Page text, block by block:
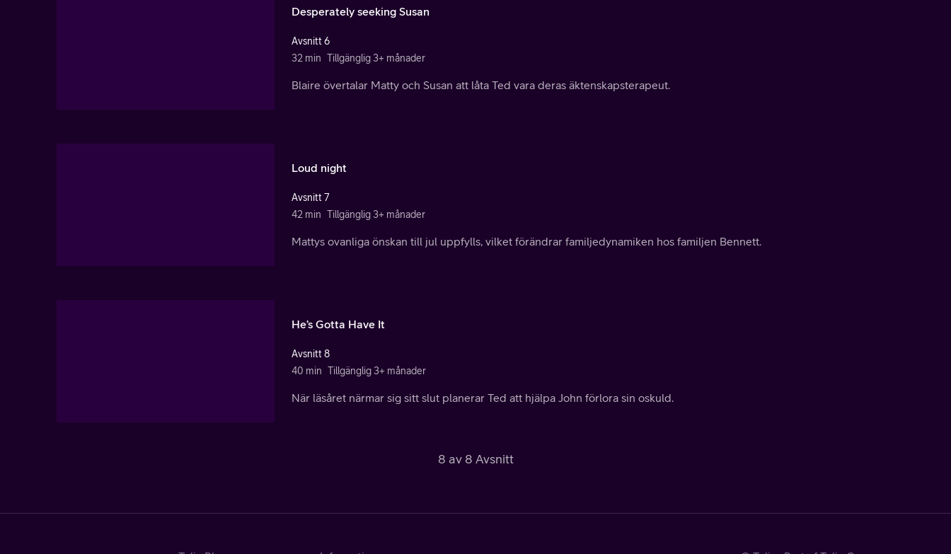
Desperately seeking Susan
Avsnitt 6
32 min Tillgänglig 3+ månader
Blaire övertalar Matty och Susan att låta Ted vara deras äktenskapsterapeut.
Loud night
Avsnitt 7
42 min Tillgänglig 3+ månader
Mattys ovanliga önskan till jul uppfylls, vilket förändrar familjedynamiken hos familjen Bennett.
He’s Gotta Have It
Avsnitt 8
40 min Tillgänglig 3+ månader
När läsåret närmar sig sitt slut planerar Ted att hjälpa John förlora sin oskuld.
8 av 8 Avsnitt